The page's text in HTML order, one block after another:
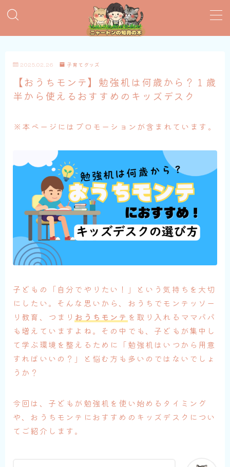
MENU
おすすめ絵本
子育てグッズ
おうち英語
知育おもちゃ
知って得する子育て情報
2025.02.26 子育てグッズ
【おうちモンテ】勉強机は何歳から？１歳
半から使えるおすすめのキッズデスク
※本ページにはプロモーションが含まれています。
子どもの「自分でやりたい！」という気持ちを大切
にしたい。そんな思いから、おうちでモンテッソー
リ教育、つまり おうちモンテ を取り入れるママパパ
も増えていますよね。その中でも、子どもが集中し
て学ぶ環境を整えるために「勉強机はいつから用意
すればいいの？」と悩む方も多いのではないでしょ
うか？
今回は、子どもが勉強机を使い始めるタイミング
や、おうちモンテにおすすめのキッズデスクについ
てご紹介します。